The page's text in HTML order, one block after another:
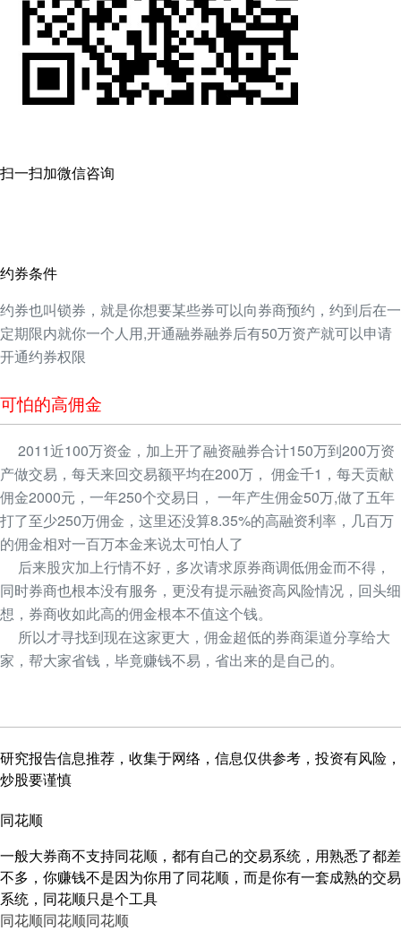
扫一扫加微信咨询
约券条件
约券也叫锁券，就是你想要某些券可以向券商预约，约到后在一
定期限内就你一个人用,开通融券融券后有50万资产就可以申请
开通约券权限
可怕的高佣金
2011近100万资金，加上开了融资融券合计150万到200万资
产做交易，每天来回交易额平均在200万， 佣金千1，每天贡献
佣金2000元，一年250个交易日， 一年产生佣金50万,做了五年
打了至少250万佣金，这里还没算8.35%的高融资利率，几百万
的佣金相对一百万本金来说太可怕人了
后来股灾加上行情不好，多次请求原券商调低佣金而不得，
同时券商也根本没有服务，更没有提示融资高风险情况，回头细
想，券商收如此高的佣金根本不值这个钱。
所以才寻找到现在这家更大，佣金超低的券商渠道分享给大
家，帮大家省钱，毕竟赚钱不易，省出来的是自己的。
研究报告信息推荐，收集于网络，信息仅供参考，投资有风险，
炒股要谨慎
同花顺
一般大券商不支持同花顺，都有自己的交易系统，用熟悉了都差
不多，你赚钱不是因为你用了同花顺，而是你有一套成熟的交易
系统，同花顺只是个工具
同花顺同花顺同花顺